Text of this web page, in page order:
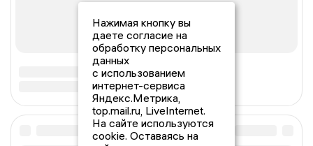
Нажимая кнопку вы
даете согласие на
обработку персональных
данных
с использованием
интернет-сервиса
Яндекс.Метрика,
top.mail.ru, LiveInternet.
На сайте используются
cookie. Оставаясь на